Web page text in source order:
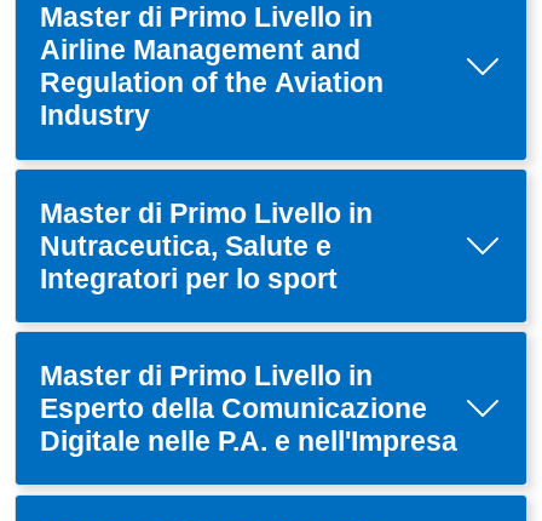
Master di Primo Livello in
Airline Management and
Regulation of the Aviation
Industry
Master di Primo Livello in
Nutraceutica, Salute e
Integratori per lo sport
Master di Primo Livello in
Esperto della Comunicazione
Digitale nelle P.A. e nell'Impresa